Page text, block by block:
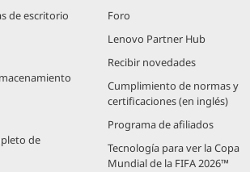
de escritorio
de
Foro
Lenovo Partner Hub
Recibir novedades
Cumplimiento de normas y
certificaciones (en inglés)
Programa de afiliados
Tecnología para ver la Copa
Mundial de la FIFA 2026™